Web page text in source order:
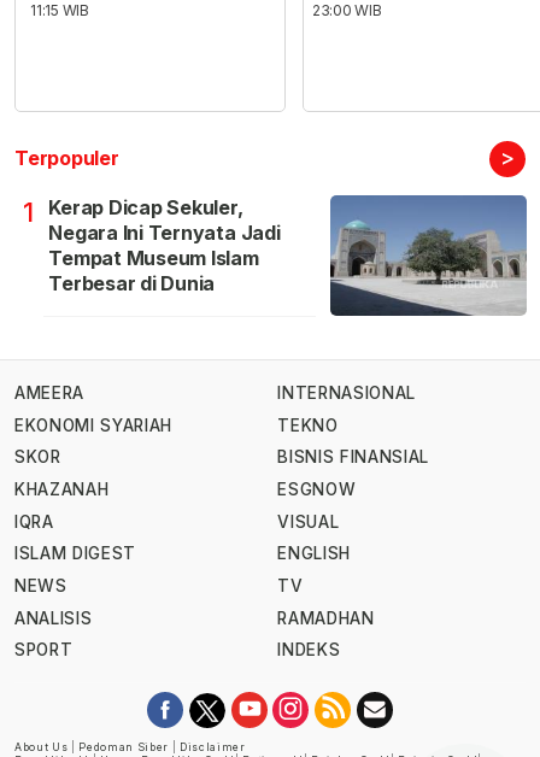
11:15 WIB
23:00 WIB
Terpopuler >
1
Kerap Dicap Sekuler,
Negara Ini Ternyata Jadi
Tempat Museum Islam
Terbesar di Dunia
AMEERA
EKONOMI SYARIAH
SKOR
KHAZANAH
IQRA
ISLAM DIGEST
NEWS
ANALISIS
SPORT
INTERNASIONAL
TEKNO
BISNIS FINANSIAL
ESGNOW
VISUAL
ENGLISH
TV
RAMADHAN
INDEKS
About Us Pedoman Siber
Disclaimer